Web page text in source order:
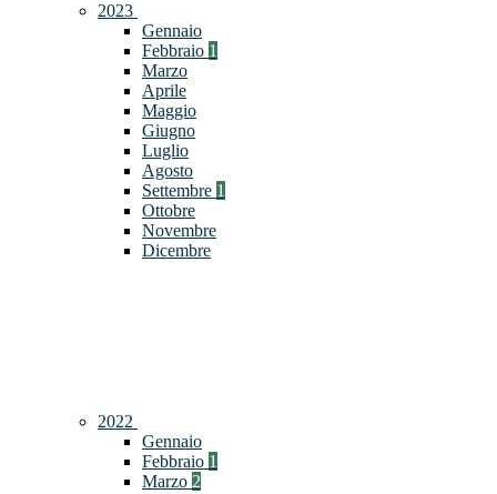
2023
Gennaio
Febbraio 1
Marzo
Aprile
Maggio
Giugno
Luglio
Agosto
Settembre 1
Ottobre
Novembre
Dicembre
2022
Gennaio
Febbraio 1
Marzo 2